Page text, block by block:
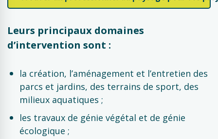
Leurs principaux domaines
d’intervention sont :
la création, l’aménagement et l’entretien des
parcs et jardins, des terrains de sport, des
milieux aquatiques ;
les travaux de génie végétal et de génie
écologique ;